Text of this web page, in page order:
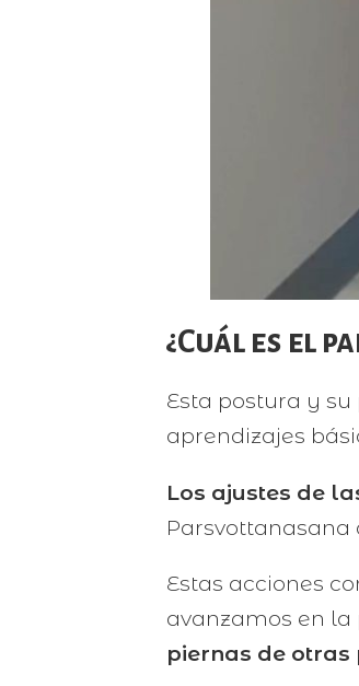
¿Cuál es el
Esta postura y
aprendizajes
Los ajustes de
Parsvottanasana
Estas acciones
avanzamos en la
piernas de otras